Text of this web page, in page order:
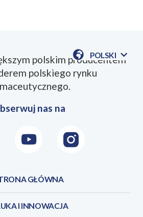
POLSKI
POKAŻ
polskim producentem
polskiego rynku
nas na
LinkedInYoutubeInstagram
GŁÓWNA
I INNOWACJA